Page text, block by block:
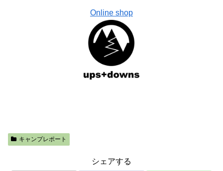
Online shop
キャンプレポート
シェアする